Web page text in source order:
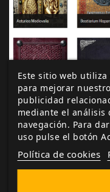
Este sitio web
para mejorar
publicidad
mediante el análisis
navegación. Para
uso pulse el botón
Política de cookies